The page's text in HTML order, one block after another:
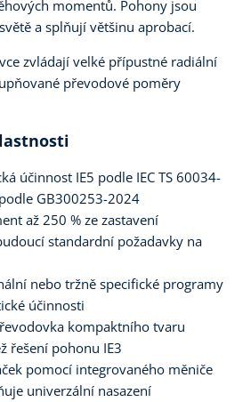
momentů. Pohony jsou
a splňují většinu aprobací.
zvládají velké přípustné radiální
převodové poměry
účinnost IE5 podle IEC TS 60034-
GB300253-2024
až 250 % ze zastavení
standardní požadavky na
nebo tržně specifické programy
účinnosti
kompaktního tvaru
řešení pohonu IE3
pomocí integrovaného měniče
univerzální nasazení